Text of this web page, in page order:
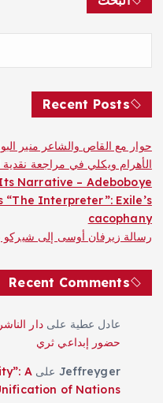
Recent Posts
حوار مع القاص والشاعر منير
الأهرام ويكلي في مراجعة
Narrative – Adeboboye
“The Interpreter”: Exile’s
cacophany
رسالة زيرفان أوسى إلى
Recent Comments
عادل عطية علىدار
حضور إبداعي ثري
Jeffreyger علىA
of Nations